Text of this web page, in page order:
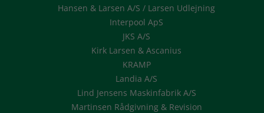
Hansen & Larsen A/S / Larsen Udlejning
Interpool ApS
JKS A/S
Kirk Larsen & Ascanius
KRAMP
Landia A/S
Lind Jensens Maskinfabrik A/S
Martinsen Rådgivning & Revision